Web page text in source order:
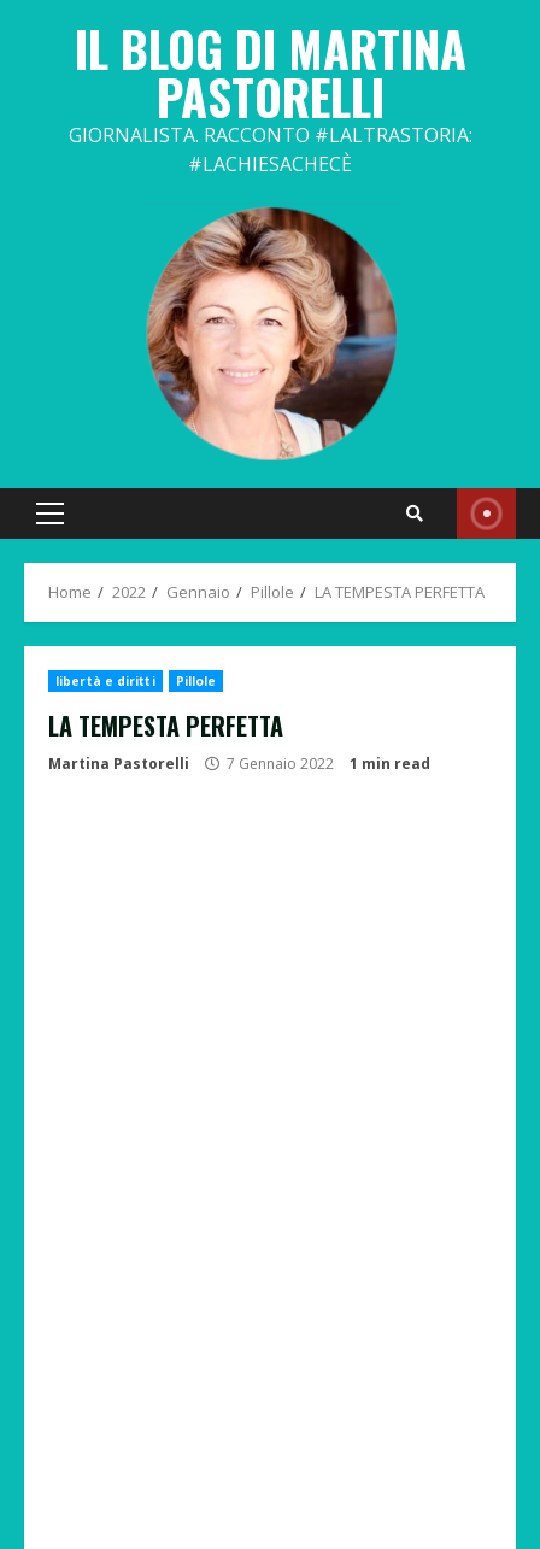
IL BLOG DI MARTINA
PASTORELLI
GIORNALISTA. RACCONTO #LALTRASTORIA:
#LACHIESACHECÈ
Primary
Home 2022 Gennaio Pillole LA TEMPESTA PERFETTA
libertà e diritti Pillole
LA TEMPESTA PERFETTA
Martina Pastorelli 7 Gennaio 2022 1 min read